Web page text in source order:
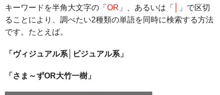
キーワードを半角大文字の「 OR 」、あるいは「
」で区切
ることにより、調べたい2種類の単語を同時に検索する方法
です。たとえば。
「ヴィジュアル系│ビジュアル系」
「さま～ずOR大竹一樹」